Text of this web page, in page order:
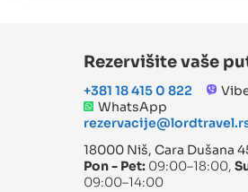
Rezervišite vaše
+381 18 415 0 822
WhatsApp
18000 Niš, Cara Dušana
Pon - Pet: 09:00–18:00,
09:00–14:00